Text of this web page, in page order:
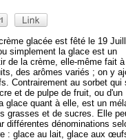
glacée est fêté le 19
simplement la glace est un
de la crème, elle-même fait
des arômes variés ; on y
Contrairement au sorbet qui
et de pulpe de fruit, ou d'un
glace quant à elle, est un
grasses et de sucres. Elle
différentes dénominations
: glace au lait, glace aux